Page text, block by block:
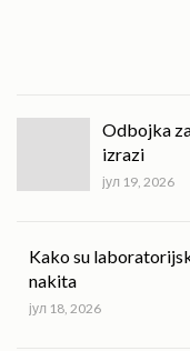
Odbojka
izrazi
јул 19, 2026
Kako su
nakita
јул 18, 2026